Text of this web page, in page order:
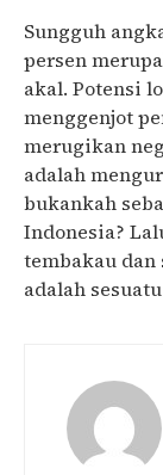
Sungguh
persen
akal. Potensi
menggenjot
merugikan
adalah
bukankah
Indonesia?
tembakau dan
adalah